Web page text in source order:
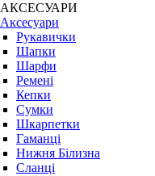
АКСЕСУАРИ
Аксесуари
Рукавички
Шапки
Шарфи
Ремені
Кепки
Сумки
Шкарпетки
Гаманці
Нижня Білизна
Сланці